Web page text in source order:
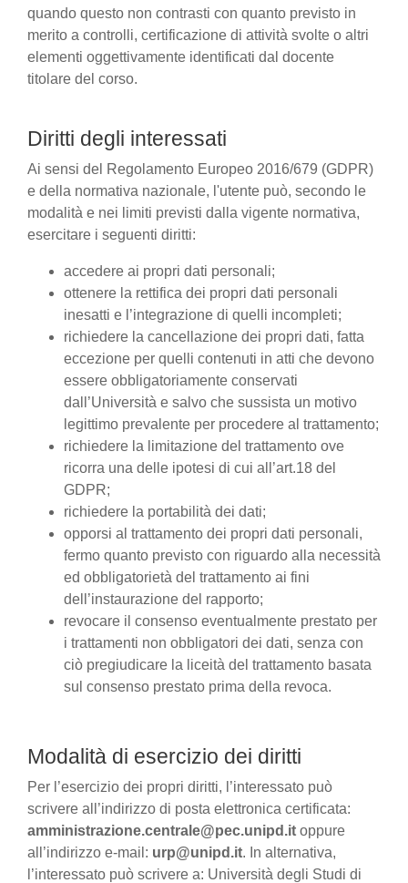
quando questo non contrasti con quanto previsto in
merito a controlli, certificazione di attività svolte o altri
elementi oggettivamente identificati dal docente
titolare del corso.
Diritti degli interessati
Ai sensi del Regolamento Europeo 2016/679 (GDPR)
e della normativa nazionale, l'utente può, secondo le
modalità e nei limiti previsti dalla vigente normativa,
esercitare i seguenti diritti:
accedere ai propri dati personali;
ottenere la rettifica dei propri dati personali
inesatti e l’integrazione di quelli incompleti;
richiedere la cancellazione dei propri dati, fatta
eccezione per quelli contenuti in atti che devono
essere obbligatoriamente conservati
dall’Università e salvo che sussista un motivo
legittimo prevalente per procedere al trattamento;
richiedere la limitazione del trattamento ove
ricorra una delle ipotesi di cui all’art.18 del
GDPR;
richiedere la portabilità dei dati;
opporsi al trattamento dei propri dati personali,
fermo quanto previsto con riguardo alla necessità
ed obbligatorietà del trattamento ai fini
dell’instaurazione del rapporto;
revocare il consenso eventualmente prestato per
i trattamenti non obbligatori dei dati, senza con
ciò pregiudicare la liceità del trattamento basata
sul consenso prestato prima della revoca.
Modalità di esercizio dei diritti
Per l’esercizio dei propri diritti, l’interessato può
scrivere all’indirizzo di posta elettronica certificata:
amministrazione.centrale@pec.unipd.it oppure
all’indirizzo e-mail: urp@unipd.it. In alternativa,
l’interessato può scrivere a: Università degli Studi di